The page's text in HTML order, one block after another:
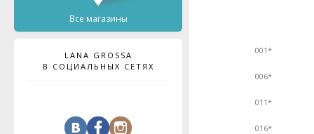
Все магазины
LANA GROSSA
В СОЦИАЛЬНЫХ СЕТЯХ
001*
006*
011*
016*